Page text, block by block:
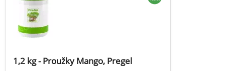
1,2 kg - Proužky Mango, Pregel